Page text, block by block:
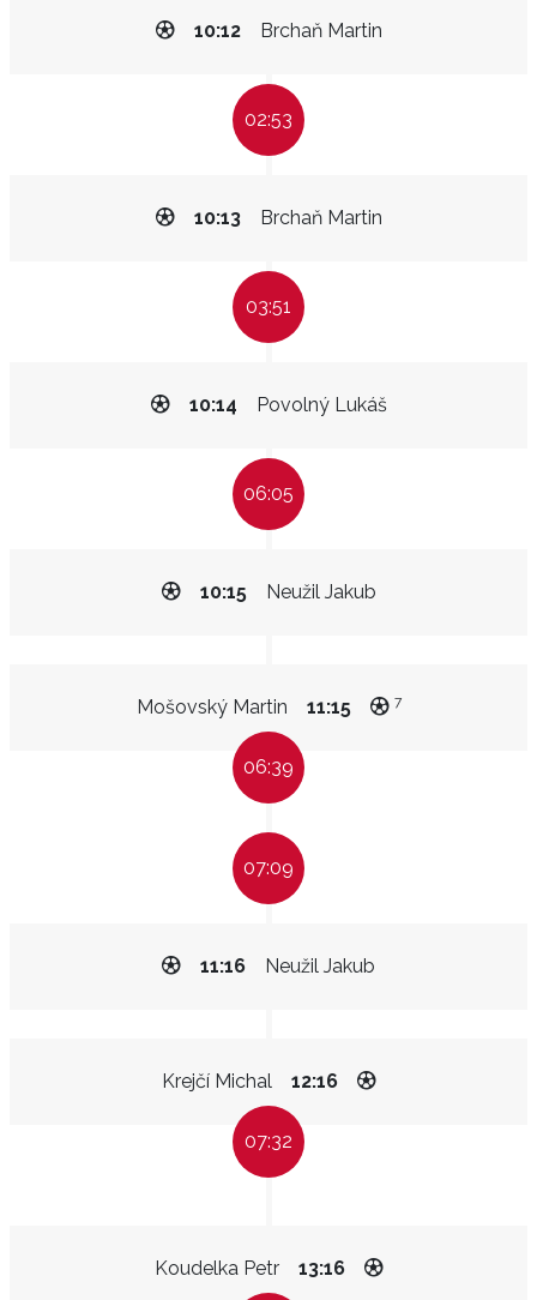
Brchaň Martin
10:12
02:53
Brchaň Martin
10:13
03:51
Povolný Lukáš
10:14
06:05
Neužil Jakub
10:15
Mošovský Martin 11:15 7
06:39
07:09
Neužil Jakub
11:16
Krejčí Michal 12:16
07:32
Koudelka Petr 13:16